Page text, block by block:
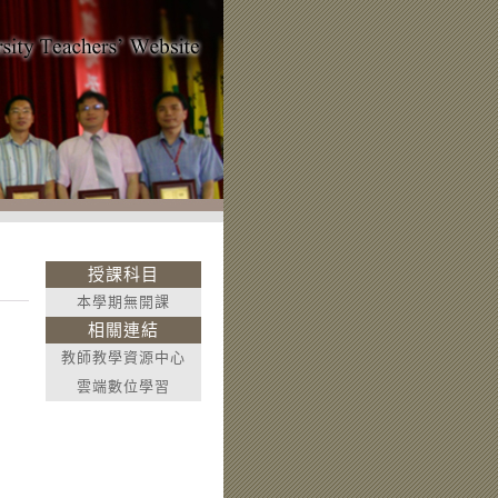
授課科目
本學期無開課
相關連結
教師教學資源中心
雲端數位學習